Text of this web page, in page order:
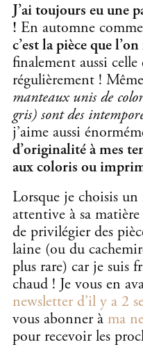
J’ai toujours eu une
! En automne
c’est la pièce que
finalement aussi
régulièrement !
manteaux unis de
gris) sont des
j’aime aussi
d’originalité à mes
aux coloris ou
Lorsque je choisis
attentive à sa
de privilégier des
laine (ou du
plus rare) car je suis
chaud ! Je vous en
newsletter d’il y a 2
vous abonner à ma
pour recevoir les